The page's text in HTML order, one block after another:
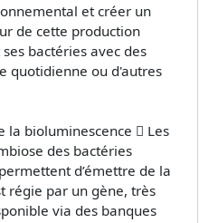
et créer un
de cette production
bactéries avec des
quotidienne ou d'autres
la bioluminescence  Les
des bactéries
d’émettre de la
régie par un gène, très
via des banques